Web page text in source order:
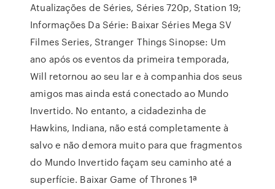
Atualizações de Séries, Séries 720p, Station 19;
Informações Da Série: Baixar Séries Mega SV
Filmes Series, Stranger Things Sinopse: Um
ano após os eventos da primeira temporada,
Will retornou ao seu lar e à companhia dos seus
amigos mas ainda está conectado ao Mundo
Invertido. No entanto, a cidadezinha de
Hawkins, Indiana, não está completamente à
salvo e não demora muito para que fragmentos
do Mundo Invertido façam seu caminho até a
superfície. Baixar Game of Thrones 1ª